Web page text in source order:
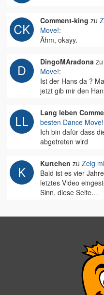
Comment-king zu
Move!:
Ähm, okayy.
DingoMAradona zu
Move!:
Ist der Hans da ?
jetzt gib mir den
Lang leben
besten Dance Move!
Ich bin dafür dass
abgetreten wird
Kurtchen zu Zeig
Bald ist es vier
letztes Video
Sinn, diese Seite…